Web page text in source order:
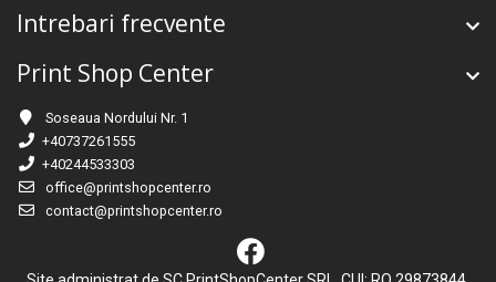
Intrebari frecvente
Print Shop Center
Soseaua Nordului Nr. 1
+40737261555
+40244533303
office@printshopcenter.ro
contact@printshopcenter.ro